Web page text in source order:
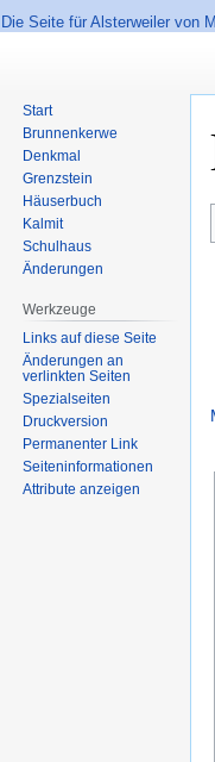
Die Seite für Alsterweiler von
Start
Brunnenkerwe
Denkmal
Grenzstein
Häuserbuch
Kalmit
Schulhaus
Änderungen
Werkzeuge
Links auf diese Seite
Änderungen an
verlinkten Seiten
Spezialseiten
Druckversion
Permanenter Link
Seiten­informationen
Attribute anzeigen